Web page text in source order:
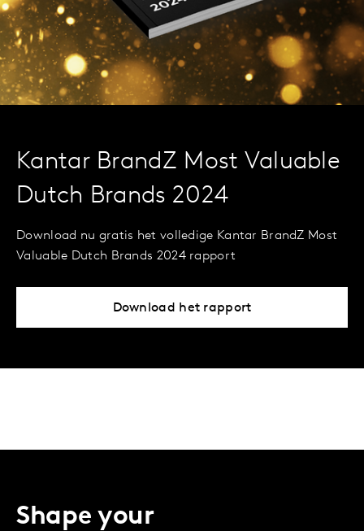
Kantar BrandZ Most Valuable
Dutch Brands 2024
Download nu gratis het volledige Kantar BrandZ Most
Valuable Dutch Brands 2024 rapport
Download het rapport
Shape your